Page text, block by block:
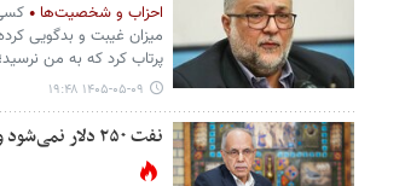
احزاب و شخصیت‌ها
میزان غیبت و بدگویی
پرتاب کرد که به من
۱۴۰۵-۰۵-۰۹ ۱۹:۴۸
نفت ۲۵۰ دلار نمی‌شود و غرب هم ورشکسته نمی‌شود